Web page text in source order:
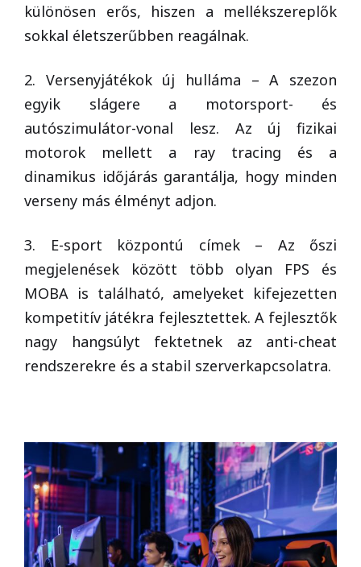
különösen erős, hiszen a mellékszereplők
sokkal életszerűbben reagálnak.
2. Versenyjátékok új hulláma – A szezon
egyik slágere a motorsport- és
autószimulátor-vonal lesz. Az új fizikai
motorok mellett a ray tracing és a
dinamikus időjárás garantálja, hogy minden
verseny más élményt adjon.
3. E-sport központú címek – Az őszi
megjelenések között több olyan FPS és
MOBA is található, amelyeket kifejezetten
kompetitív játékra fejlesztettek. A fejlesztők
nagy hangsúlyt fektetnek az anti-cheat
rendszerekre és a stabil szerverkapcsolatra.